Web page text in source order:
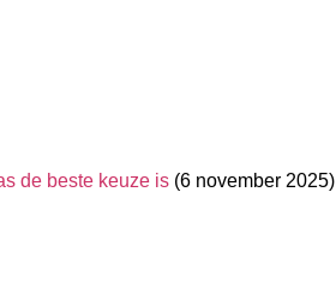
de beste keuze is (6 november 2025)